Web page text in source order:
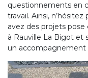
questionnements en
travail. Ainsi,
avez des projets
à Rauville La Bigot et
un accompagnement